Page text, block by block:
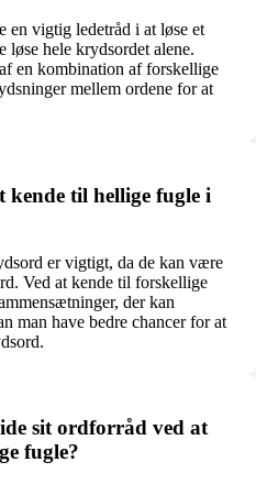
vigtig ledetråd i at løse et
hele krydsordet alene.
en kombination af forskellige
mellem ordene for at
til hellige fugle i
er vigtigt, da de kan være
Ved at kende til forskellige
der kan
man have bedre chancer for at
sit ordforråd ved at
fugle?